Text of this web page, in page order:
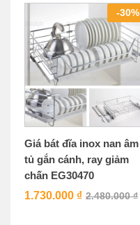
-30%
Giá bát đĩa inox nan âm
tủ gắn cánh, ray giảm
chấn EG30470
1.730.000 ₫ 2.480.000₫